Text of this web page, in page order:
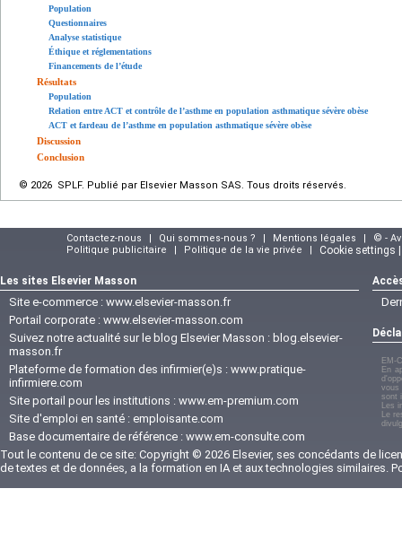
Population
Questionnaires
Analyse statistique
Éthique et réglementations
Financements de l’étude
Résultats
Population
Relation entre ACT et contrôle de l’asthme en population asthmatique sévère obèse
ACT et fardeau de l’asthme en population asthmatique sévère obèse
Discussion
Conclusion
© 2026 SPLF. Publié par Elsevier Masson SAS. Tous droits réservés.
Contactez-nous | Qui sommes-nous ? | Mentions légales |
© -
Politique publicitaire
| Politique de la vie privée | Cookie settings
Les sites Elsevier Masson
Site e-commerce : www.elsevier-masson.fr
Portail corporate : www.elsevier-masson.com
Suivez notre actualité sur le blog Elsevier Masson : blog.elsevier-
masson.fr
Plateforme de formation des infirmier(e)s : www.pratique-
infirmiere.com
Site portail pour les institutions : www.em-premium.com
Site d'emploi en santé : emploisante.com
Base documentaire de référence : www.em-consulte.com
EM-
En
vous
sont
Les
Le
Tout le contenu de ce site: Copyright © 2026 Elsevier, ses concédants de
de textes et de données, a la formation en IA et aux technologies similaires.